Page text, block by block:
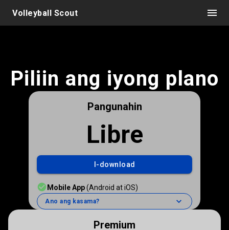
Volleyball Scout
Piliin ang iyong plano
Pangunahin
Libre
I-download
Mobile App(Android at iOS)
Ano ang kasama?
Premium